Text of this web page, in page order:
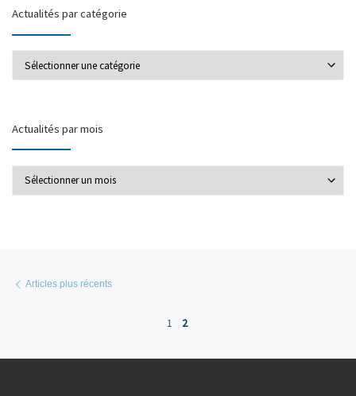
Actualités par catégorie
Actualités par mois
Posts navigation
Articles plus récents
1 2